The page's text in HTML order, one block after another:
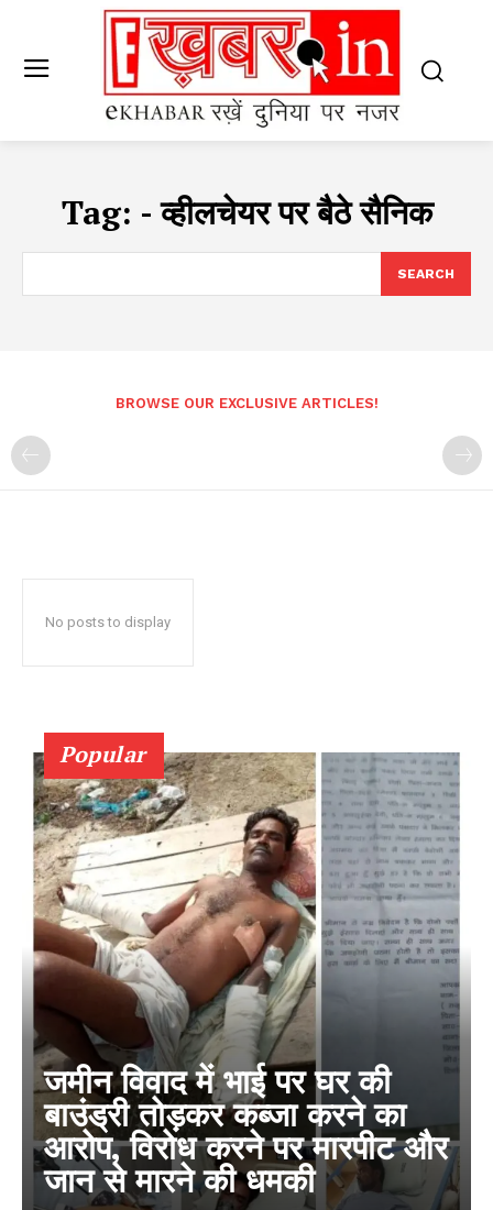
Tag: - व्हीलचेयर पर बैठे सैनिक
SEARCH
BROWSE OUR EXCLUSIVE ARTICLES!
No posts to display
Popular
जमीन विवाद में भाई पर घर की
बाउंड्री तोड़कर कब्जा करने का
आरोप, विरोध करने पर मारपीट और
जान से मारने की धमकी